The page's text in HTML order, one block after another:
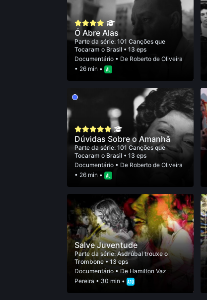
Ó Abre Alas
Parte da série: 101 Canções que
Tocaram o Brasil • 13 eps
Documentário• De Roberto de Oliveira
• 26 min •
Dúvidas Sobre o Amanhã
Parte da série: 101 Canções que
Tocaram o Brasil • 13 eps
Documentário• De Roberto de Oliveira
• 26 min •
Salve Juventude
Parte da série:Asdrúbal trouxe o
Trombone• 13 eps
Documentário• De Hamilton Vaz
Pereira • 30 min •